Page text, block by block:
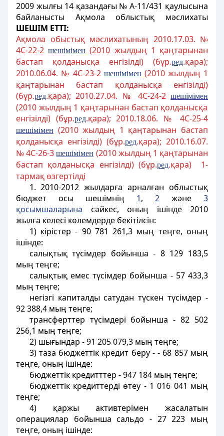
2009 жылғы 14 қазандағы № А-11/431 қаулысына
байланысты Ақмола облыстық мәслихаты
ШЕШІМ ЕТТІ:
Ақмола обыстық мәслихатының 2010.17.03. №
4C-22-2шешімімен (2010 жылдың 1 қаңтарынан
бастап қолданысқа енгізілді) (бұр.ред.қара);
2010.06.04. № 4C-23-2 шешімімен (2010 жылдың 1
қаңтарынан бастап қолданысқа енгізілді)
(бұр.ред.қара); 2010.27.04. № 4C-24-2 шешімімен
(2010 жылдың 1 қаңтарынан бастап қолданысқа
енгізілді) (бұр.ред.қара); 2010.18.06. № 4C-25-4
шешімімен (2010 жылдың 1 қаңтарынан бастап
қолданысқа енгізілді) (бұр.ред.қара); 2010.16.07.
№ 4С-26-3шешімімен (2010 жылдың 1 қаңтарынан
бастап қолданысқа енгізілді) (бұр.ред.қара) 1-
тармақ өзгертілді
1. 2010-2012 жылдарға арналған облыстық
бюджет осы шешімнің 1, 2 және 3
қосымшаларына сәйкес, оның ішінде 2010
жылға келесі көлемдерде бекітілсін:
1) кірістер - 90 781 261,3 мың теңге, оның
ішінде:
салықтық түсімдер бойынша - 8 129 183,5
мың теңге;
салықтық емес түсімдер бойынша - 57 433,3
мың теңге;
негізгі капиталды сатудан түскен түсімдер -
92 388,4 мың теңге;
трансферттер түсімдері бойынша - 82 502
256,1 мың теңге;
2) шығындар - 91 205 079,3 мың теңге;
3) таза бюджеттік кредит беру - - 68 857 мың
теңге, оның ішінде:
бюджеттік кредитттер - 947 184 мың теңге;
бюджеттік кредиттерді өтеу - 1 016 041 мың
теңге;
4) қаржы активтерімен жасалатын
операциялар бойынша сальдо - 27 223 мың
теңге, оның ішінде: